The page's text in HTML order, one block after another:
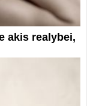
akis realybei,